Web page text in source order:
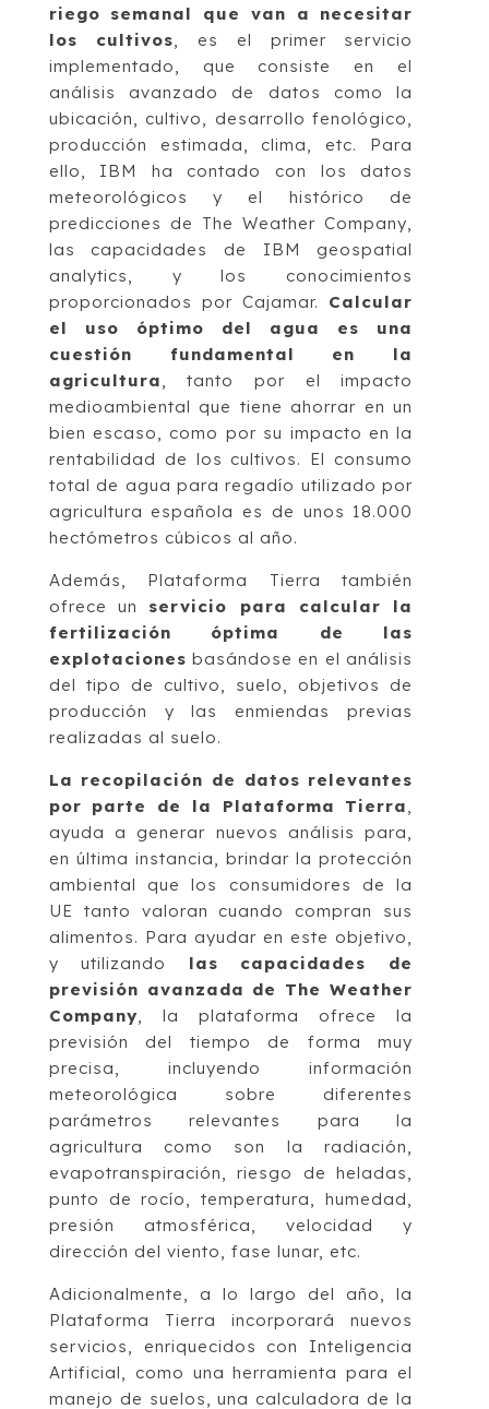
riego semanal que van a necesitar
los cultivos, es el primer servicio
implementado, que consiste en el
análisis avanzado de datos como la
ubicación, cultivo, desarrollo fenológico,
producción estimada, clima, etc. Para
ello, IBM ha contado con los datos
meteorológicos y el histórico de
predicciones de The Weather Company,
las capacidades de IBM geospatial
analytics, y los conocimientos
proporcionados por Cajamar. Calcular
el uso óptimo del agua es una
cuestión fundamental en la
agricultura, tanto por el impacto
medioambiental que tiene ahorrar en un
bien escaso, como por su impacto en la
rentabilidad de los cultivos. El consumo
total de agua para regadío utilizado por
agricultura española es de unos 18.000
hectómetros cúbicos al año.
Además, Plataforma Tierra también
ofrece un servicio para calcular la
fertilización óptima de las
explotaciones basándose en el análisis
del tipo de cultivo, suelo, objetivos de
producción y las enmiendas previas
realizadas al suelo.
La recopilación de datos relevantes
por parte de la Plataforma Tierra,
ayuda a generar nuevos análisis para,
en última instancia, brindar la protección
ambiental que los consumidores de la
UE tanto valoran cuando compran sus
alimentos. Para ayudar en este objetivo,
y utilizando las capacidades de
previsión avanzada de The Weather
Company, la plataforma ofrece la
previsión del tiempo de forma muy
precisa, incluyendo información
meteorológica sobre diferentes
parámetros relevantes para la
agricultura como son la radiación,
evapotranspiración, riesgo de heladas,
punto de rocío, temperatura, humedad,
presión atmosférica, velocidad y
dirección del viento, fase lunar, etc.
Adicionalmente, a lo largo del año, la
Plataforma Tierra incorporará nuevos
servicios, enriquecidos con Inteligencia
Artificial, como una herramienta para el
manejo de suelos, una calculadora de la